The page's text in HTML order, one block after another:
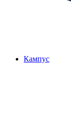
Кампус